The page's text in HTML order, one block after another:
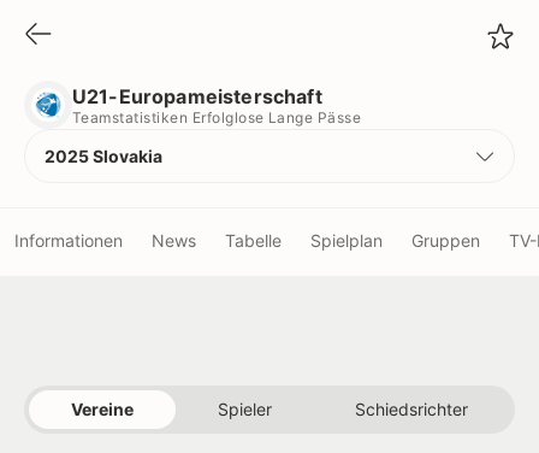
U21-Europameisterschaft
Teamstatistiken Erfolglose Lange Pässe
2025 Slovakia
Informationen News Tabelle Spielplan Gruppen
Vereine Spieler Schiedsrichter